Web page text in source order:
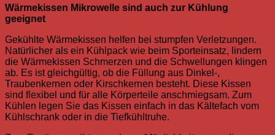
Wärmekissen Mikrowelle sind auch zur Kühlung
geeignet
Gekühlte Wärmekissen helfen bei stumpfen Verletzungen.
Natürlicher als ein Kühlpack wie beim Sporteinsatz, lindern
die Wärmekissen Schmerzen und die Schwellungen klingen
ab. Es ist gleichgültig, ob die Füllung aus Dinkel-,
Traubenkernen oder Kirschkernen besteht. Diese Kissen
sind flexibel und für alle Körperteile anschmiegsam. Zum
Kühlen legen Sie das Kissen einfach in das Kältefach vom
Kühlschrank oder in die Tiefkühltruhe.